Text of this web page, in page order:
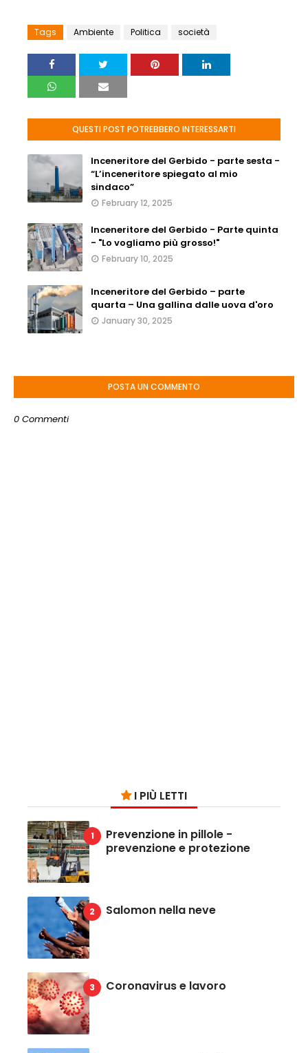
Tags Ambiente Politica società
QUESTI POST POTREBBERO INTERESSARTI
Inceneritore del Gerbido - parte sesta -
“L’inceneritore spiegato al mio
sindaco”
February 12, 2025
Inceneritore del Gerbido - Parte quinta
- "Lo vogliamo più grosso!"
February 10, 2025
Inceneritore del Gerbido – parte
quarta – Una gallina dalle uova d'oro
January 30, 2025
POSTA UN COMMENTO
0 Commenti
I PIÙ LETTI
Prevenzione in pillole -
prevenzione e protezione
Salomon nella neve
Coronavirus e lavoro